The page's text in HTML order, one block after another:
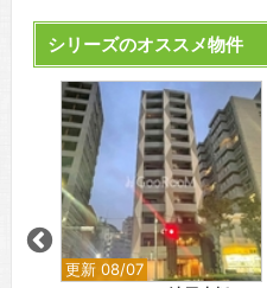
シリーズのオススメ物件
更新 08/07